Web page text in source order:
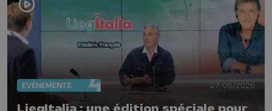
EVÈNEMENTS 27/05/2026